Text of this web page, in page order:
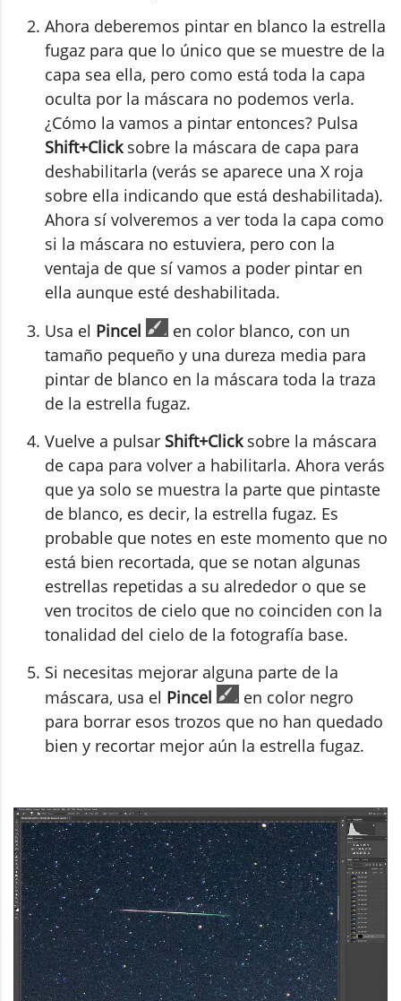
Ahora deberemos pintar en blanco la estrella
fugaz para que lo único que se muestre de la
capa sea ella, pero como está toda la capa
oculta por la máscara no podemos verla.
¿Cómo la vamos a pintar entonces? Pulsa
Shift+Clicksobre la máscara de capa para
deshabilitarla (verás se aparece una X roja
sobre ella indicando que está deshabilitada).
Ahora sí volveremos a ver toda la capa como
si la máscara no estuviera, pero con la
ventaja de que sí vamos a poder pintar en
ella aunque esté deshabilitada.
Usa el Pincel
en color blanco, con un
tamaño pequeño y una dureza media para
pintar de blanco en la máscara toda la traza
de la estrella fugaz.
Vuelve a pulsar Shift+Clicksobre la máscara
de capa para volver a habilitarla. Ahora verás
que ya solo se muestra la parte que pintaste
de blanco, es decir, la estrella fugaz. Es
probable que notes en este momento que no
está bien recortada, que se notan algunas
estrellas repetidas a su alrededor o que se
ven trocitos de cielo que no coinciden con la
tonalidad del cielo de la fotografía base.
Si necesitas mejorar alguna parte de la
máscara, usa el Pincel
en color negro
para borrar esos trozos que no han quedado
bien y recortar mejor aún la estrella fugaz.